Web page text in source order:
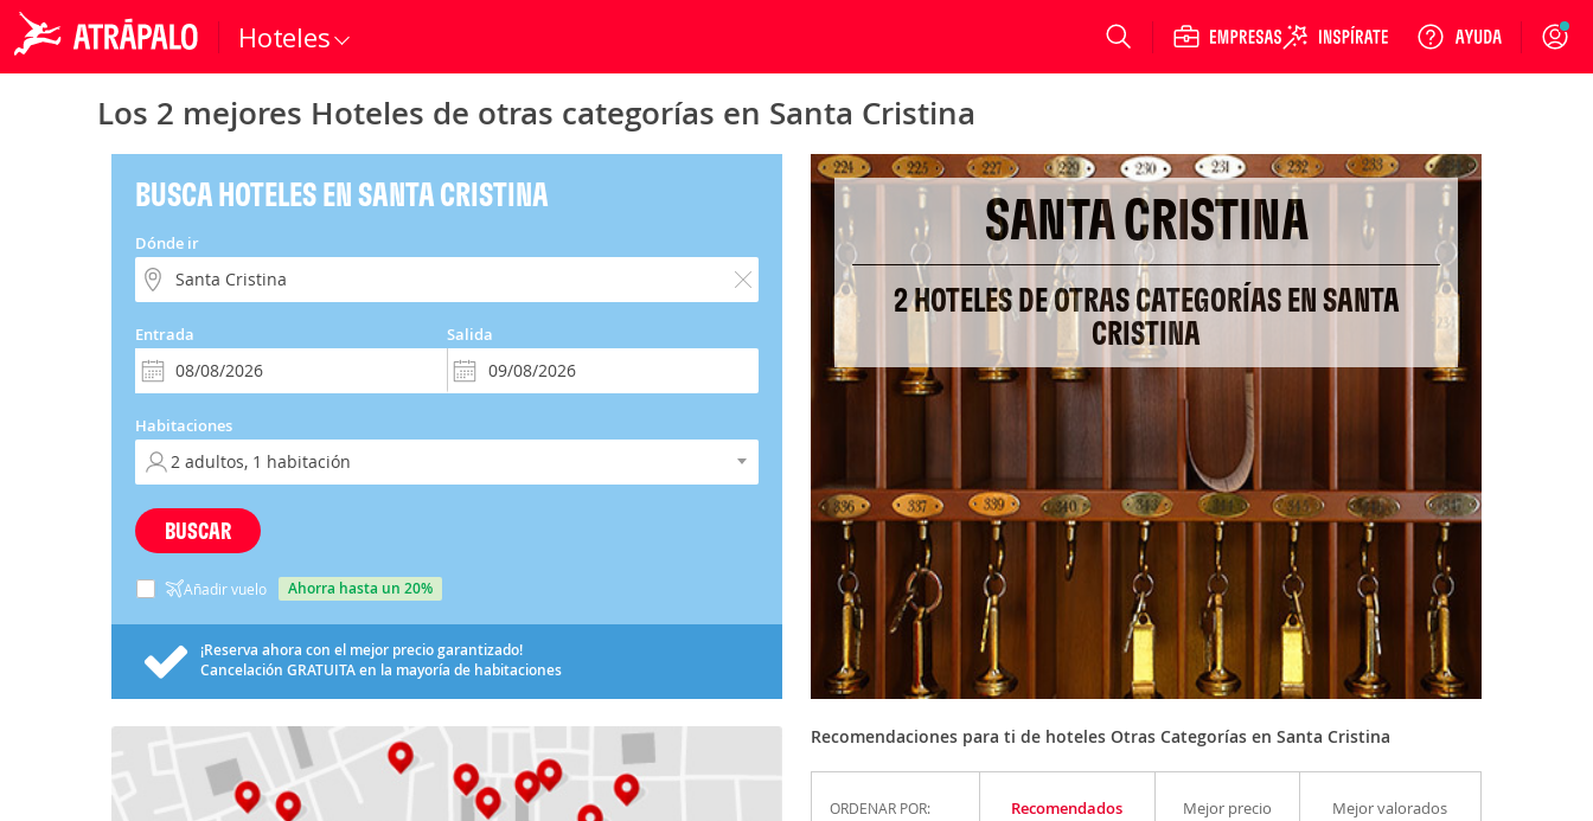
Hoteles Login
Los 2 mejores Hoteles de otras categorías en Santa Cristina
BUSCA HOTELES EN SANTA CRISTINA
Dónde ir
Entrada Salida
Habitaciones
BUSCAR
Añadir vuelo ahorra hasta un 20%
¡Reserva ahora con el mejor precio garantizado!
Cancelación GRATUITAen la mayoría de habitaciones
SANTA CRISTINA
2 HOTELES DE OTRAS CATEGORÍAS EN SANTA
CRISTINA
Recomendaciones para ti de hoteles Otras Categorías en Santa Cristina
ORDENAR POR: Recomendados Mejor precio Mejor valorados